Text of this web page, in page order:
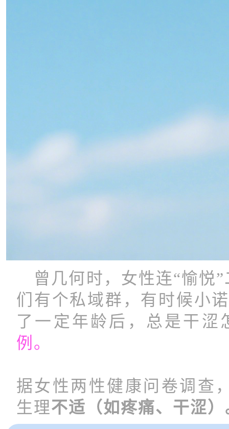
曾几何时，女性连“愉悦
们有个私域群，有时候小
了一定年龄后，总是干涩
例。
据女性两性健康问卷调查
生理不适（如疼痛、干涩）